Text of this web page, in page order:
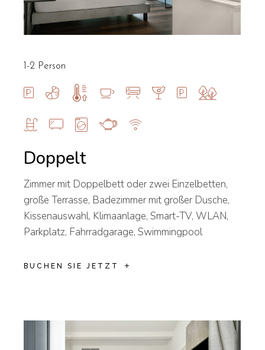
Doppelt
Zimmer mit Doppelbett oder zwei Einzelbetten,
große Terrasse, Badezimmer mit großer Dusche,
Kissenauswahl, Klimaanlage, Smart-TV, WLAN,
Parkplatz, Fahrradgarage, Swimmingpool
BUCHEN SIE JETZT
1-2 Person